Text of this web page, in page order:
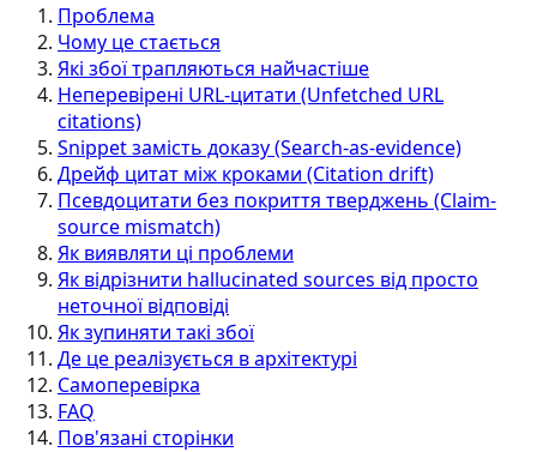
Проблема
Чому це стається
Які збої трапляються найчастіше
Неперевірені URL-цитати (Unfetched URL
citations)
Snippet замість доказу (Search-as-evidence)
Дрейф цитат між кроками (Citation drift)
Псевдоцитати без покриття тверджень (Claim-
source mismatch)
Як виявляти ці проблеми
Як відрізнити hallucinated sources від просто
неточної відповіді
Як зупиняти такі збої
Де це реалізується в архітектурі
Самоперевірка
FAQ
Пов'язані сторінки